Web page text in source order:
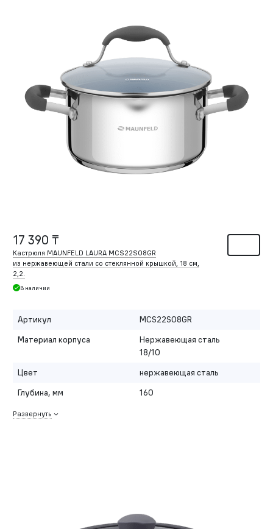
17 390 ₸
Кастрюля MAUNFELD LAURA MCS22S08GR
из нержавеющей стали со стеклянной крышкой, 18 см,
2,2.
В наличии
Артикул
MCS22S08GR
Материал корпуса
Нержавеющая сталь
18/10
Цвет
нержавеющая сталь
Глубина, мм
160
Развернуть